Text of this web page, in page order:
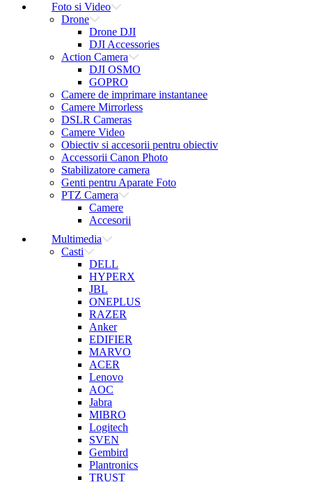
Foto si Video
Drone
Drone DJI
DJI Accessories
Action Camera
DJI OSMO
GOPRO
Camere de imprimare instantanee
Camere Mirrorless
DSLR Cameras
Camere Video
Obiectiv si accesorii pentru obiectiv
Accessorii Canon Photo
Stabilizatore camera
Genti pentru Aparate Foto
PTZ Camera
Camere
Accesorii
Multimedia
Casti
DELL
HYPERX
JBL
ONEPLUS
RAZER
Anker
EDIFIER
MARVO
ACER
Lenovo
AOC
Jabra
MIBRO
Logitech
SVEN
Gembird
Plantronics
TRUST